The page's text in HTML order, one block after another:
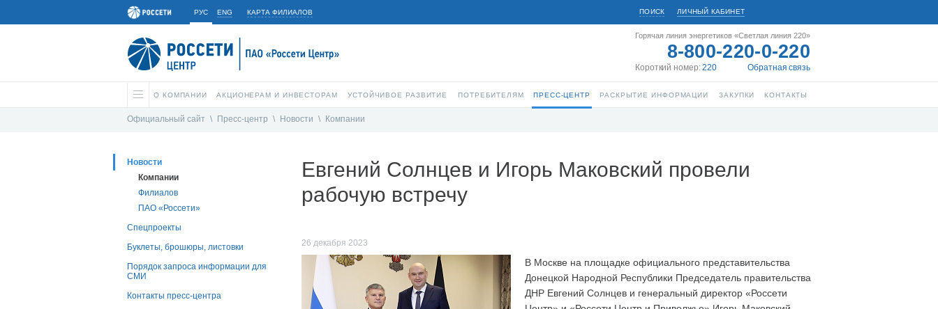
РУС ENG КАРТА ФИЛИАЛОВ ЛИЧНЫЙ КАБИНЕТ
ПОИСК
Горячая линия энергетиков «Светлая линия 220»
8-800-220-0-220
Короткий номер:220 Обратная связь
О КОМПАНИИ АКЦИОНЕРАМ И ИНВЕСТОРАМ УСТОЙЧИВОЕ РАЗВИТИЕ ПОТРЕБИТЕЛЯМ ПРЕСС-ЦЕНТР РАСКРЫТИЕ ИНФОРМАЦИИ ЗАКУПКИ КОНТАКТЫ
Официальный сайт \ Пресс-центр \ Новости \ Компании
Новости
Компании
Филиалов
ПАО «Россети»
Спецпроекты
Буклеты, брошюры, листовки
Порядок запроса информации для
СМИ
Контакты пресс-центра
Евгений Солнцев и Игорь Маковский провели
рабочую встречу
26 декабря 2023
В Москве на площадке официального представительства
Донецкой Народной Республики Председатель правительства
ДНР Евгений Солнцев и генеральный директор «Россети